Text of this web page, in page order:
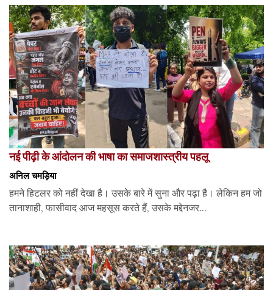
नई पीढ़ी के आंदोलन की भाषा का समाजशास्त्रीय पहलू
अनिल चमड़िया
हमने हिटलर को नहीं देखा है। उसके बारे में सुना और पढ़ा है। लेकिन हम जो
तानाशाही, फासीवाद आज महसूस करते हैं, उसके मद्देनजर...